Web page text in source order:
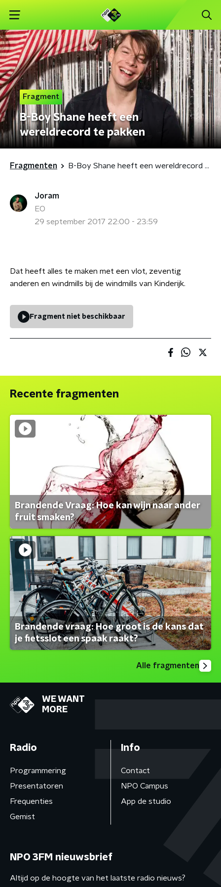
Fragment
B-Boy Shane heeft een
wereldrecord te pakken
Fragmenten B-Boy Shane heeft een wereldrecord te pakken
Joram
EO
29 september 2017 22:00 - 23:59
Dat heeft alles te maken met een vlot, zeventig
anderen en windmills bij de windmills van Kinderijk.
Fragment niet beschikbaar
Recente fragmenten
Brandende Vraag: Hoe kan wijn naar ander
fruit smaken?
Brandende vraag: Hoe groot is de kans dat
je fietsslot een spaak raakt?
Alle fragmenten
WE WANT
MORE
Radio
Programmering
Presentatoren
Frequenties
Gemist
Info
Contact
NPO Campus
App de studio
NPO 3FM nieuwsbrief
Altijd op de hoogte van het laatste radio nieuws?